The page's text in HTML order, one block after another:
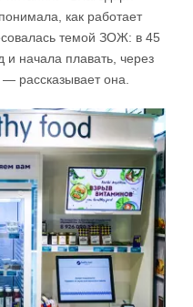
как работает
темой ЗОЖ: в 45
и начала плавать, через
рассказывает она.